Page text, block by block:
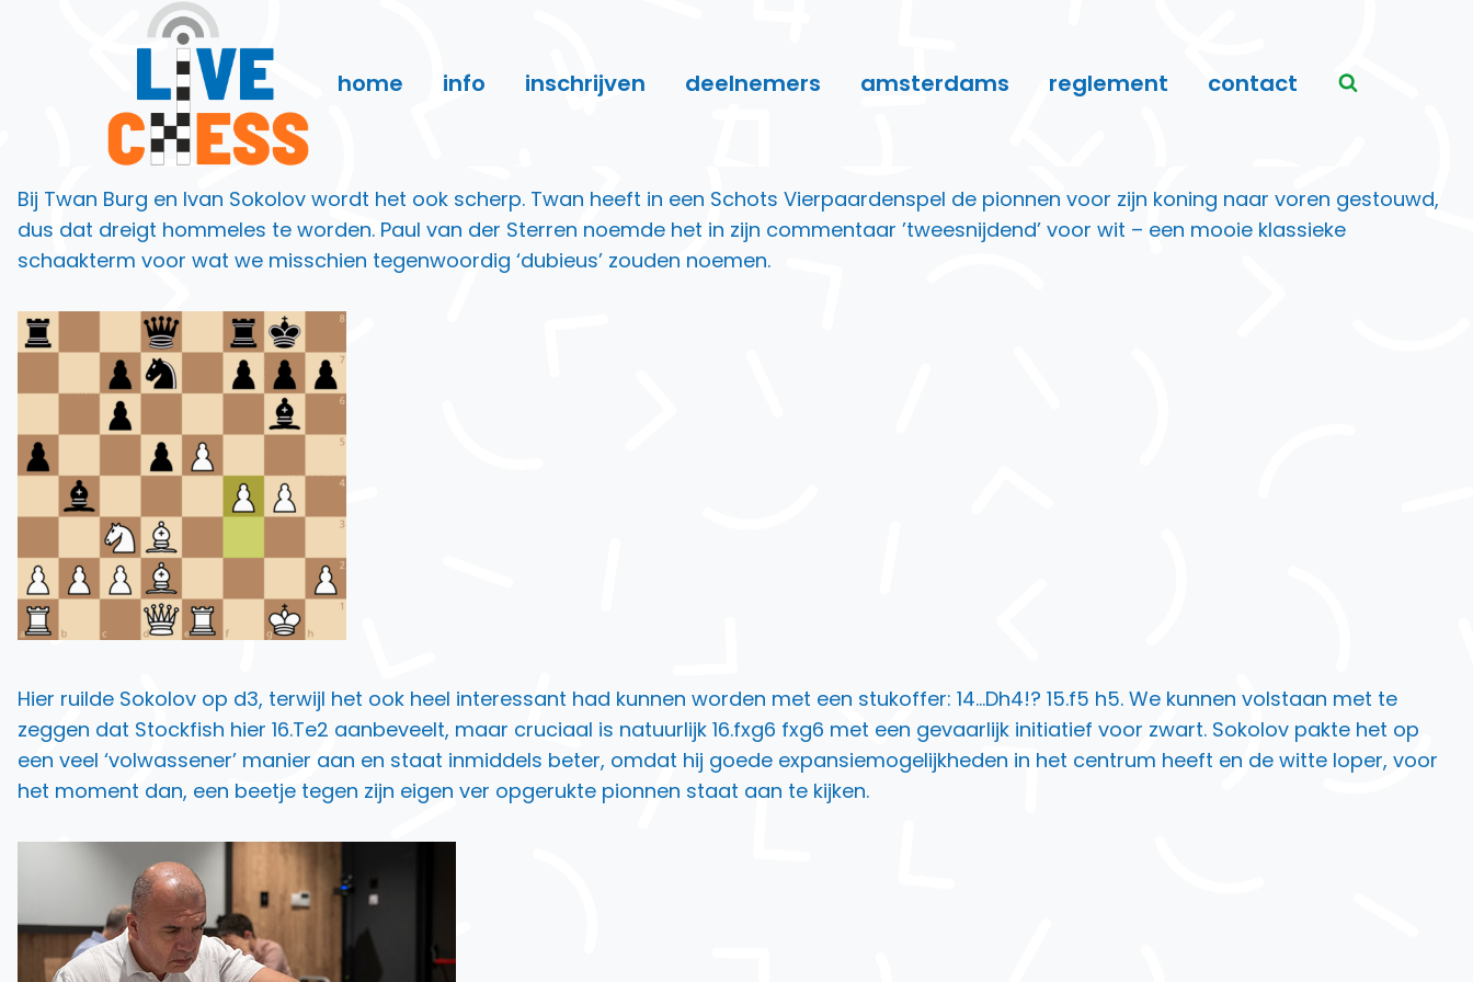
home info inschrijven deelnemers amsterdams reglement contact
Bij Twan Burg en Ivan Sokolov wordt het ook scherp. Twan heeft in een Schots Vierpaardenspel de pionnen voor zijn koning naar voren gestouwd,
dus dat dreigt hommeles te worden. Paul van der Sterren noemde het in zijn commentaar ’tweesnijdend’ voor wit – een mooie klassieke
schaakterm voor wat we misschien tegenwoordig ‘dubieus’ zouden noemen.
Hier ruilde Sokolov op d3, terwijl het ook heel interessant had kunnen worden met een stukoffer: 14…Dh4!? 15.f5 h5. We kunnen volstaan met te
zeggen dat Stockfish hier 16.Te2 aanbeveelt, maar cruciaal is natuurlijk 16.fxg6 fxg6 met een gevaarlijk initiatief voor zwart. Sokolov pakte het op
een veel ‘volwassener’ manier aan en staat inmiddels beter, omdat hij goede expansiemogelijkheden in het centrum heeft en de witte loper, voor
het moment dan, een beetje tegen zijn eigen ver opgerukte pionnen staat aan te kijken.